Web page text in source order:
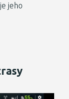
jeho